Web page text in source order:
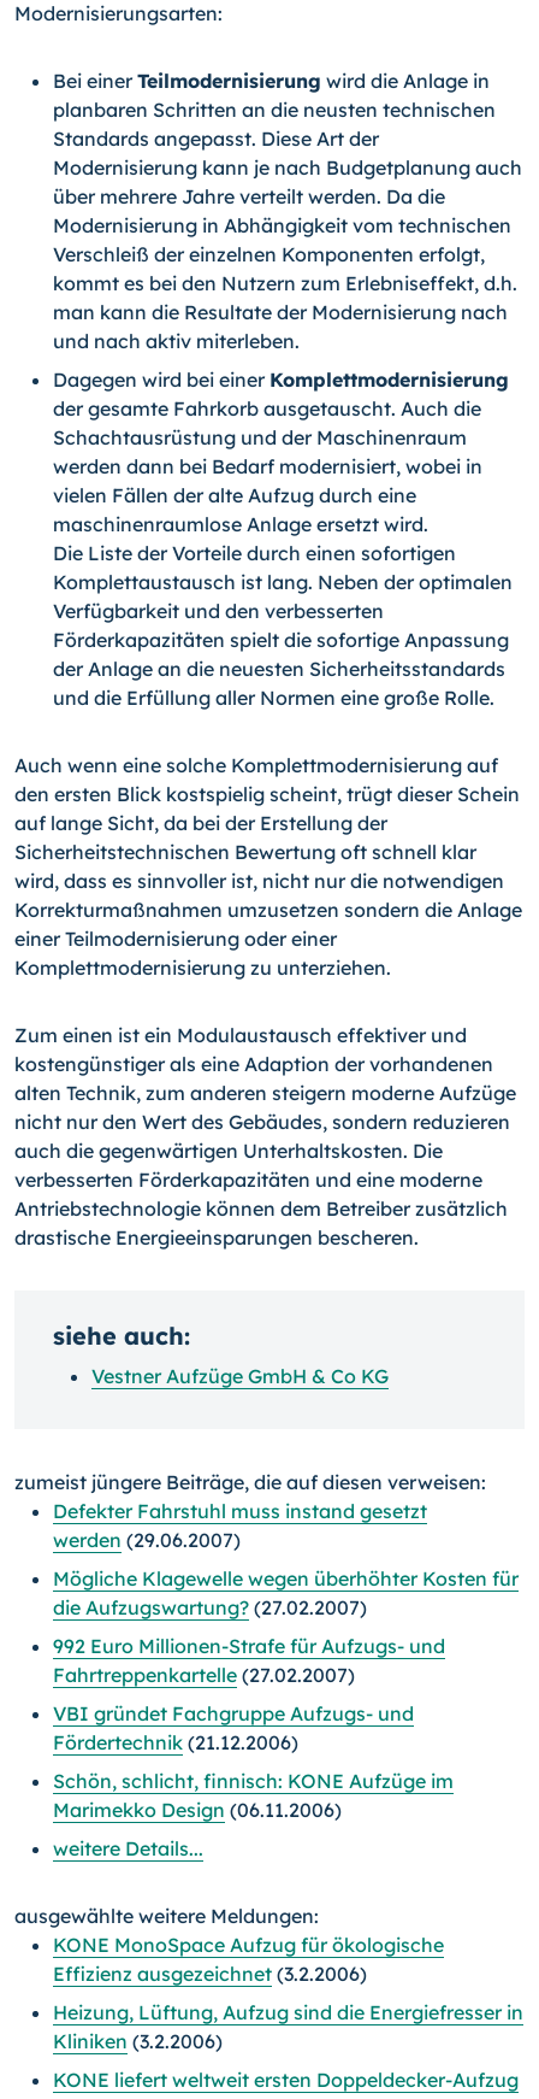
Modernisierungsarten:
Bei einerTeilmodernisierung wird die Anlage in
planbaren Schritten an die neusten technischen
Standards angepasst. Diese Art der
Modernisierung kann je nach Budgetplanung auch
über mehrere Jahre verteilt werden. Da die
Modernisierung in Abhängigkeit vom technischen
Verschleiß der einzelnen Komponenten erfolgt,
kommt es bei den Nutzern zum Erlebniseffekt, d.h.
man kann die Resultate der Modernisierung nach
und nach aktiv miterleben.
Dagegen wird bei einer Komplettmodernisierung
der gesamte Fahrkorb ausgetauscht. Auch die
Schachtausrüstung und der Maschinenraum
werden dann bei Bedarf modernisiert, wobei in
vielen Fällen der alte Aufzug durch eine
maschinenraumlose Anlage ersetzt wird.
Die Liste der Vorteile durch einen sofortigen
Komplettaustausch ist lang. Neben der optimalen
Verfügbarkeit und den verbesserten
Förderkapazitäten spielt die sofortige Anpassung
der Anlage an die neuesten Sicherheitsstandards
und die Erfüllung aller Normen eine große Rolle.
Auch wenn eine solche Komplettmodernisierung auf
den ersten Blick kostspielig scheint, trügt dieser Schein
auf lange Sicht, da bei der Erstellung der
Sicherheitstechnischen Bewertung oft schnell klar
wird, dass es sinnvoller ist, nicht nur die notwendigen
Korrekturmaßnahmen umzusetzen sondern die Anlage
einer Teilmodernisierung oder einer
Komplettmodernisierung zu unterziehen.
Zum einen ist ein Modulaustausch effektiver und
kostengünstiger als eine Adaption der vorhandenen
alten Technik, zum anderen steigern moderne Aufzüge
nicht nur den Wert des Gebäudes, sondern reduzieren
auch die gegenwärtigen Unterhaltskosten. Die
verbesserten Förderkapazitäten und eine moderne
Antriebstechnologie können dem Betreiber zusätzlich
drastische Energieeinsparungen bescheren.
siehe auch:
Vestner Aufzüge GmbH & Co KG
zumeist jüngere Beiträge, die auf diesen verweisen:
Defekter Fahrstuhl muss instand gesetzt
werden (29.06.2007)
Mögliche Klagewelle wegen überhöhter Kosten für
die Aufzugswartung? (27.02.2007)
992 Euro Millionen-Strafe für Aufzugs- und
Fahrtreppenkartelle (27.02.2007)
VBI gründet Fachgruppe Aufzugs- und
Fördertechnik (21.12.2006)
Schön, schlicht, finnisch: KONE Aufzüge im
Marimekko Design (06.11.2006)
weitere Details...
ausgewählte weitere Meldungen:
KONE MonoSpace Aufzug für ökologische
Effizienz ausgezeichnet (3.2.2006)
Heizung, Lüftung, Aufzug sind die Energiefresser in
Kliniken (3.2.2006)
KONE liefert weltweit ersten Doppeldecker-Aufzug